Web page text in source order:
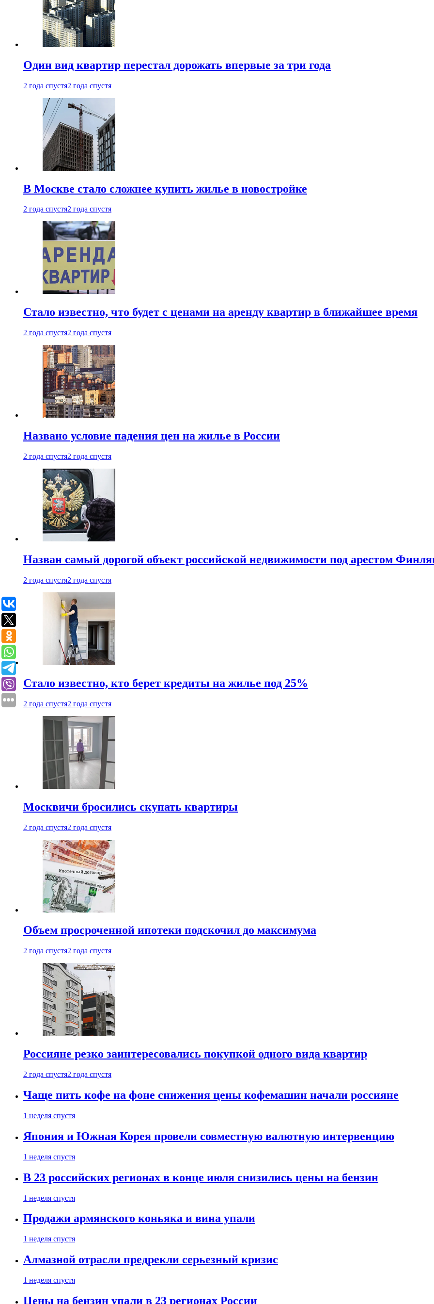
Один вид квартир перестал дорожать впервые за три года
2 года спустя2 года спустя
В Москве стало сложнее купить жилье в новостройке
2 года спустя2 года спустя
Стало известно, что будет с ценами на аренду квартир в ближайшее время
2 года спустя2 года спустя
Названо условие падения цен на жилье в России
2 года спустя2 года спустя
Назван самый дорогой объект российской недвижимости под арестом
2 года спустя2 года спустя
Стало известно, кто берет кредиты на жилье под 25%
2 года спустя2 года спустя
Москвичи бросились скупать квартиры
2 года спустя2 года спустя
Объем просроченной ипотеки подскочил до максимума
2 года спустя2 года спустя
Россияне резко заинтересовались покупкой одного вида квартир
2 года спустя2 года спустя
Чаще пить кофе на фоне снижения цены кофемашин начали россияне
1 неделя спустя
Япония и Южная Корея провели совместную валютную интервенцию
1 неделя спустя
В 23 российских регионах в конце июля снизились цены на бензин
1 неделя спустя
Продажи армянского коньяка и вина упали
1 неделя спустя
Алмазной отрасли предрекли серьезный кризис
1 неделя спустя
Цены на бензин упали в 23 регионах России